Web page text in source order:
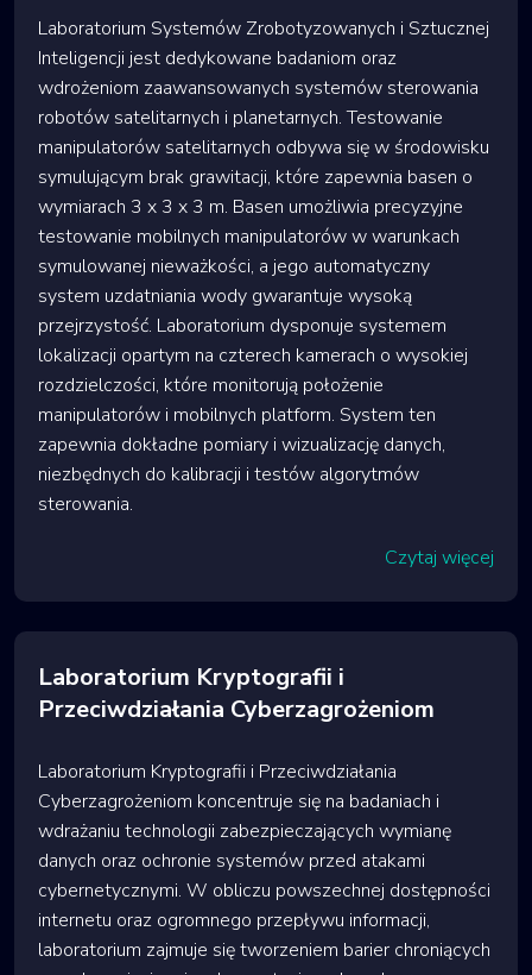
Laboratorium Systemów Zrobotyzowanych i Sztucznej
Inteligencji jest dedykowane badaniom oraz
wdrożeniom zaawansowanych systemów sterowania
robotów satelitarnych i planetarnych. Testowanie
manipulatorów satelitarnych odbywa się w środowisku
symulującym brak grawitacji, które zapewnia basen o
wymiarach 3 x 3 x 3 m. Basen umożliwia precyzyjne
testowanie mobilnych manipulatorów w warunkach
symulowanej nieważkości, a jego automatyczny
system uzdatniania wody gwarantuje wysoką
przejrzystość. Laboratorium dysponuje systemem
lokalizacji opartym na czterech kamerach o wysokiej
rozdzielczości, które monitorują położenie
manipulatorów i mobilnych platform. System ten
zapewnia dokładne pomiary i wizualizację danych,
niezbędnych do kalibracji i testów algorytmów
sterowania.
Czytaj więcej
Laboratorium Kryptografii i
Przeciwdziałania Cyberzagrożeniom
Laboratorium Kryptografii i Przeciwdziałania
Cyberzagrożeniom koncentruje się na badaniach i
wdrażaniu technologii zabezpieczających wymianę
danych oraz ochronie systemów przed atakami
cybernetycznymi. W obliczu powszechnej dostępności
internetu oraz ogromnego przepływu informacji,
laboratorium zajmuje się tworzeniem barier chroniących